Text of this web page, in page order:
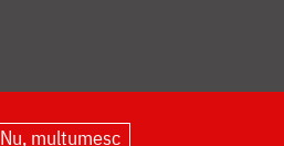
Nu, mulțumesc